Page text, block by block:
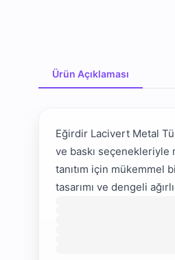
Ürün Açıklaması
Eğirdir Lacivert Metal
ve baskı seçenekleriyle
tanıtım için mükemmel
tasarımı ve dengeli